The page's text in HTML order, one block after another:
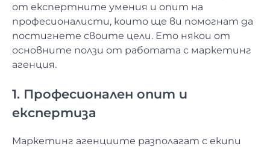
от експертните умения и опит на
професионалисти, които ще ви помогнат да
постигнете своите цели. Ето някои от
основните ползи от работата с маркетинг
агенция.
1. Професионален опит и
експертиза
Маркетинг агенциите разполагат с екипи